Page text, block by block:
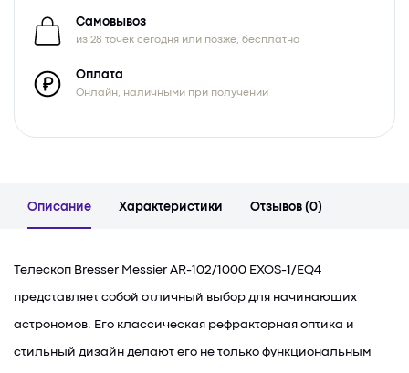
Самовывоз
из 28 точек сегодня или позже, бесплатно
Оплата
Онлайн, наличными при получении
Описание Характеристики Отзывов (0)
Телескоп Bresser Messier AR-102/1000 EXOS-1/EQ4
представляет собой отличный выбор для начинающих
астрономов. Его классическая рефракторная оптика и
стильный дизайн делают его не только функциональным